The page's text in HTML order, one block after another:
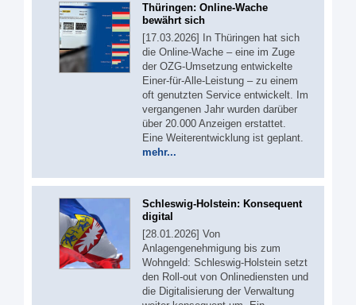
Thüringen: Online-Wache
bewährt sich
[17.03.2026] In Thüringen hat sich
die Online-Wache – eine im Zuge
der OZG-Umsetzung entwickelte
Einer-für-Alle-Leistung – zu einem
oft genutzten Service entwickelt. Im
vergangenen Jahr wurden darüber
über 20.000 Anzeigen erstattet.
Eine Weiterentwicklung ist geplant.
mehr...
Schleswig-Holstein: Konsequent
digital
[28.01.2026] Von
Anlagengenehmigung bis zum
Wohngeld: Schleswig-Holstein setzt
den Roll-out von Onlinediensten und
die Digitalisierung der Verwaltung